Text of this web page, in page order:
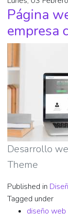
Página
empresa
Desarrollo
Theme
Published in
Tagged under
diseño web